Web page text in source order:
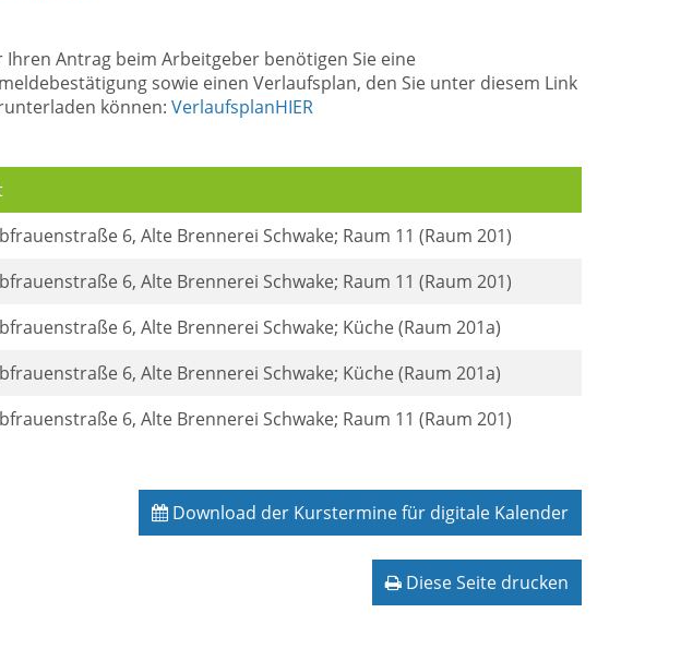
Ihren Antrag beim Arbeitgeber benötigen Sie eine
sowie einen Verlaufsplan, den Sie unter diesem Link
können: VerlaufsplanHIER
6, Alte Brennerei Schwake; Raum 11 (Raum 201)
6, Alte Brennerei Schwake; Raum 11 (Raum 201)
6, Alte Brennerei Schwake; Küche (Raum 201a)
6, Alte Brennerei Schwake; Küche (Raum 201a)
6, Alte Brennerei Schwake; Raum 11 (Raum 201)
Download der Kurstermine für digitale Kalender
Diese Seite drucken